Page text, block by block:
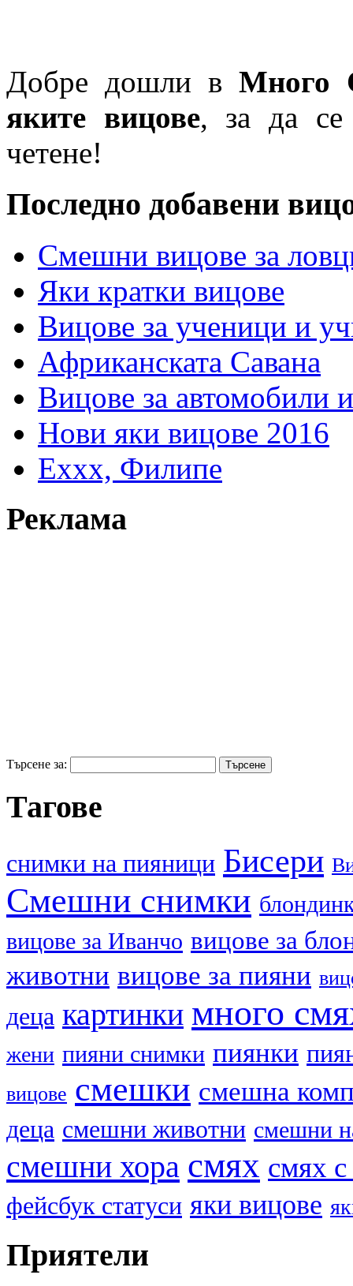
Добре дошли в Много
яките вицове, за да се
четене!
Последно добавени
Смешни вицове за
Яки кратки вицове
Вицове за ученици и
Африканската Савана
Вицове за автомобили
Нови яки вицове 2016
Еххх, Филипе
Реклама
Търсене за:
Тагове
cнимки на пияници Бисери
Смешни снимки
вицове за Иванчо вицове за
животни вицове за пияни
деца картинки много
жени пияни снимки пиянки
вицове смешки смешна
деца смешни животни смешни
смешни хора смях смях
фейсбук статуси яки вицове
Приятели